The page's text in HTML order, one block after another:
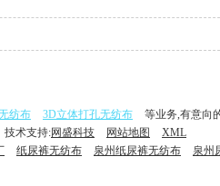
纺布 3D立体打孔无纺布 等业务,有意向
技术支持:网盛科技 网站地图
XML
纸尿裤无纺布 泉州纸尿裤无纺布 泉州